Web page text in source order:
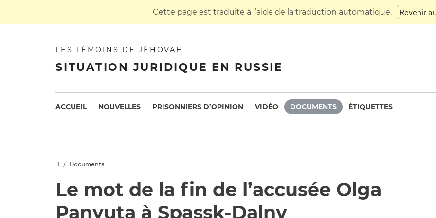
Cette page est traduite à l’aide de la traduction automatique. Revenir
LES TÉMOINS DE JÉHOVAH
SITUATION JURIDIQUE EN RUSSIE
ACCUEIL NOUVELLES PRISONNIERS D’OPINION VIDÉO DOCUMENTS ÉTIQUETTES
Documents
Le mot de la fin de l’accusée Olga
Panyuta à Spassk-Dalny